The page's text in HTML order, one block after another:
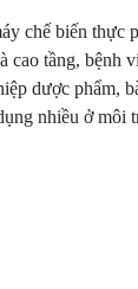
chế biến thực
cao tầng, bệnh
dược phẩm,
nhiều ở